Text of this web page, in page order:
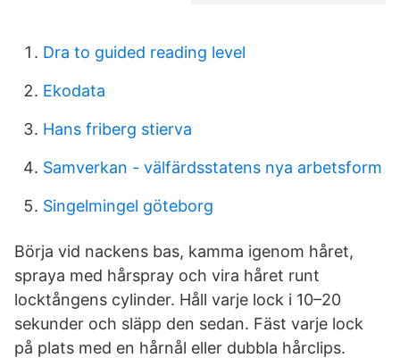
Dra to guided reading level
Ekodata
Hans friberg stierva
Samverkan - välfärdsstatens nya arbetsform
Singelmingel göteborg
Börja vid nackens bas, kamma igenom håret,
spraya med hårspray och vira håret runt
locktångens cylinder. Håll varje lock i 10–20
sekunder och släpp den sedan. Fäst varje lock
på plats med en hårnål eller dubbla hårclips.